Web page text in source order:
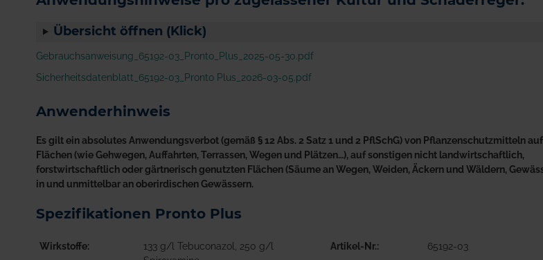
Übersicht öffnen (Klick)
Gebrauchsanweisung_65192-03_Pronto_Plus_2025-05-30.pdf
Sicherheitsdatenblatt_65192-03_Pronto Plus_2026-03-05.pdf
Anwenderhinweis
Es gilt ein absolutes Anwendungsverbot (gemäß § 12 Abs. 2 Satz 1 und 2 PflSchG) von Pflanzenschutzmitteln
Flächen (wie Gehwegen, Auffahrten, Terrassen, Wegen und Plätzen…), auf sonstigen nicht landwirtschaftlich,
forstwirtschaftlich oder gärtnerisch genutzten Flächen (Säume an Wegen, Weiden, Äckern und Wäldern,
in und unmittelbar an oberirdischen Gewässern.
Spezifikationen Pronto Plus
Wirkstoffe
133 g/l Tebuconazol, 250 g/l
Artikel-Nr. 65192-03